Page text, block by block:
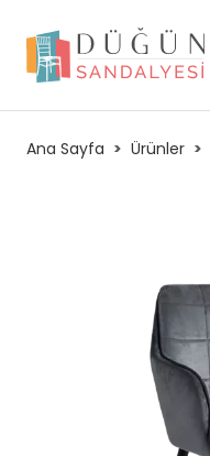
Ana Sayfa Ürünler